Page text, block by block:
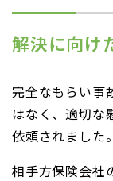
解決に向け
完全なもらい事
はなく、適切な
依頼されました。
相手方保険会社